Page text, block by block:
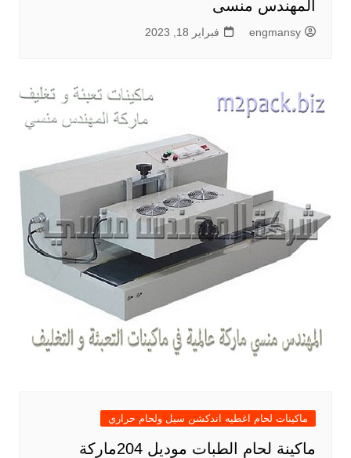
المهندس منسى
engmansy فبراير 18, 2023
ماكينات لحام اغطيه اندكشن سيل ولحام حراري
ماكينة لحام الطبات موديل 204ماركة